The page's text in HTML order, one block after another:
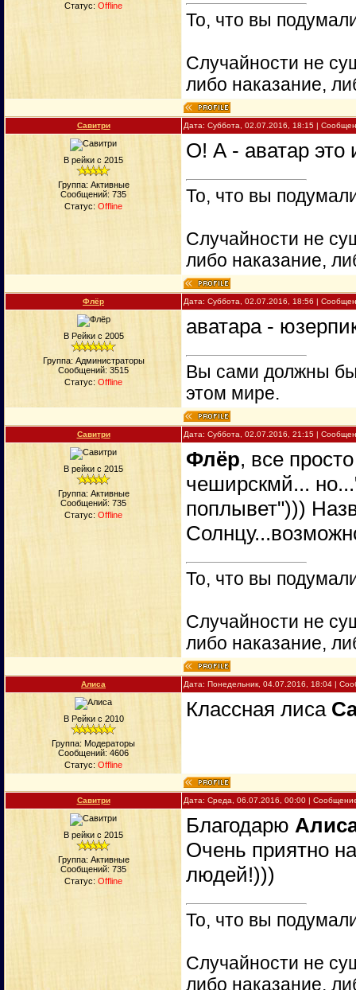
Статус: Offline
То, что вы
Случайности не
либо наказание,
Савитри Дата: Суббота, 02.07.2016, 18:15 |
В рейки с 2015
Группа: Активные
Сообщений: 735
Статус: Offline
О! А - аватар это
То, что вы
Случайности не
либо наказание,
Флёр Дата: Суббота, 02.07.2016, 18:56 |
В Рейки с 2005
Группа: Администраторы
Сообщений: 3515
Статус: Offline
аватара -
Вы сами должны
этом мире.
Савитри Дата: Суббота, 02.07.2016, 21:15 |
В рейки с 2015
Группа: Активные
Сообщений: 735
Статус: Offline
Флёр, все
чеширскмй...
поплывет")))
То, что вы
Случайности не
либо наказание,
Алиса Дата: Понедельник, 04.07.2016, 18:04 |
В Рейки с 2010
Группа: Модераторы
Сообщений: 4606
Статус: Offline
Классная лиса
Савитри Дата: Среда, 06.07.2016, 00:00 |
В рейки с 2015
Группа: Активные
Сообщений: 735
Статус: Offline
Благодарю
Очень приятно
людей!)))
То, что вы
Случайности не
либо наказание,